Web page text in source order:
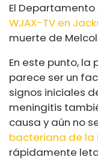
El
WJAX-TV en
muerte de
En este punto, la
parece ser un
signos iniciales
meningitis
causa y aún no
bacteriana de la
rápidamente